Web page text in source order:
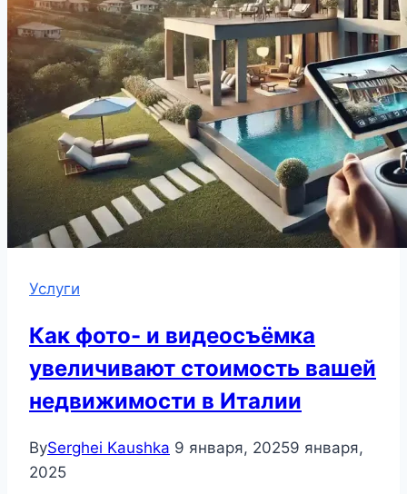
Услуги
Как фото- и видеосъёмка
увеличивают стоимость вашей
недвижимости в Италии
BySerghei Kaushka 9 января, 20259 января,
2025